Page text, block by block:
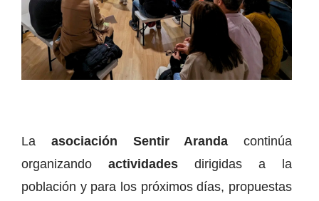
La asociación Sentir Aranda continúa
organizando actividades dirigidas a la
población y para los próximos días, propuestas